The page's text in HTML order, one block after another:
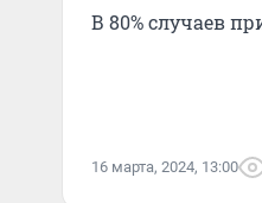
В 80% случаев
16 марта, 2024, 13:00